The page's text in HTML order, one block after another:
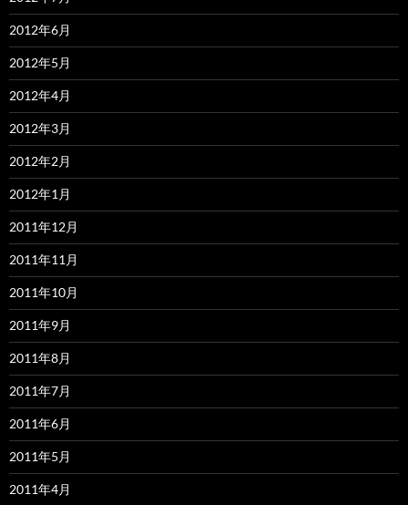
2012年6月
2012年5月
2012年4月
2012年3月
2012年2月
2012年1月
2011年12月
2011年11月
2011年10月
2011年9月
2011年8月
2011年7月
2011年6月
2011年5月
2011年4月